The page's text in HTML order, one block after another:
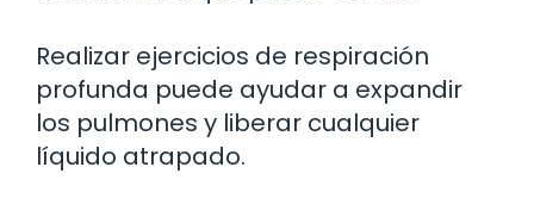
Realizar ejercicios de respiración
profunda puede ayudar a expandir
los pulmones y liberar cualquier
líquido atrapado.